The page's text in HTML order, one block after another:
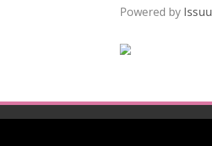
Powered by Issuu